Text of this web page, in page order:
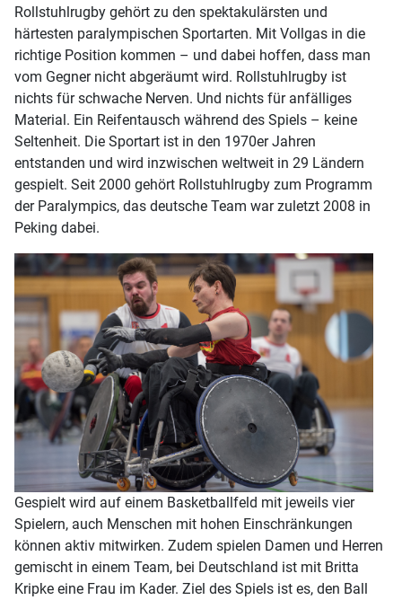
Rollstuhlrugby gehört zu den spektakulärsten und
härtesten paralympischen Sportarten. Mit Vollgas in die
richtige Position kommen – und dabei hoffen, dass man
vom Gegner nicht abgeräumt wird. Rollstuhlrugby ist
nichts für schwache Nerven. Und nichts für anfälliges
Material. Ein Reifentausch während des Spiels – keine
Seltenheit. Die Sportart ist in den 1970er Jahren
entstanden und wird inzwischen weltweit in 29 Ländern
gespielt. Seit 2000 gehört Rollstuhlrugby zum Programm
der Paralympics, das deutsche Team war zuletzt 2008 in
Peking dabei.
Gespielt wird auf einem Basketballfeld mit jeweils vier
Spielern, auch Menschen mit hohen Einschränkungen
können aktiv mitwirken. Zudem spielen Damen und Herren
gemischt in einem Team, bei Deutschland ist mit Britta
Kripke eine Frau im Kader. Ziel des Spiels ist es, den Ball